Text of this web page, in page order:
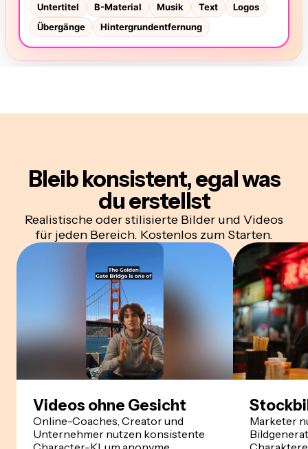
Bleib konsistent, egal was
du erstellst
Realistische oder stilisierte Bilder und Videos
für jeden Bereich. Kostenlos zum Starten.
Videos ohne Gesicht
Online-Coaches, Creator und
Unternehmer nutzen konsistente
Marketer